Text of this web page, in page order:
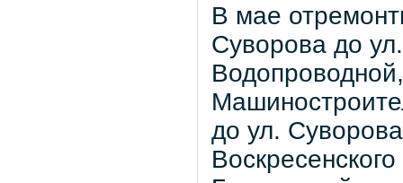
В мае
Суворова до
до ул.